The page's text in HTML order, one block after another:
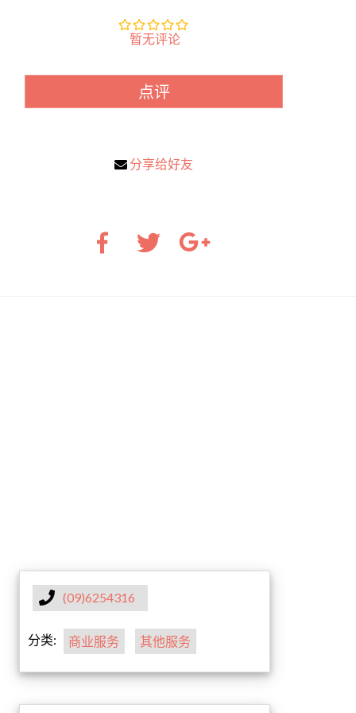
暂无评论
点评
分享给好友
(09)6254316
分类: 商业服务 其他服务